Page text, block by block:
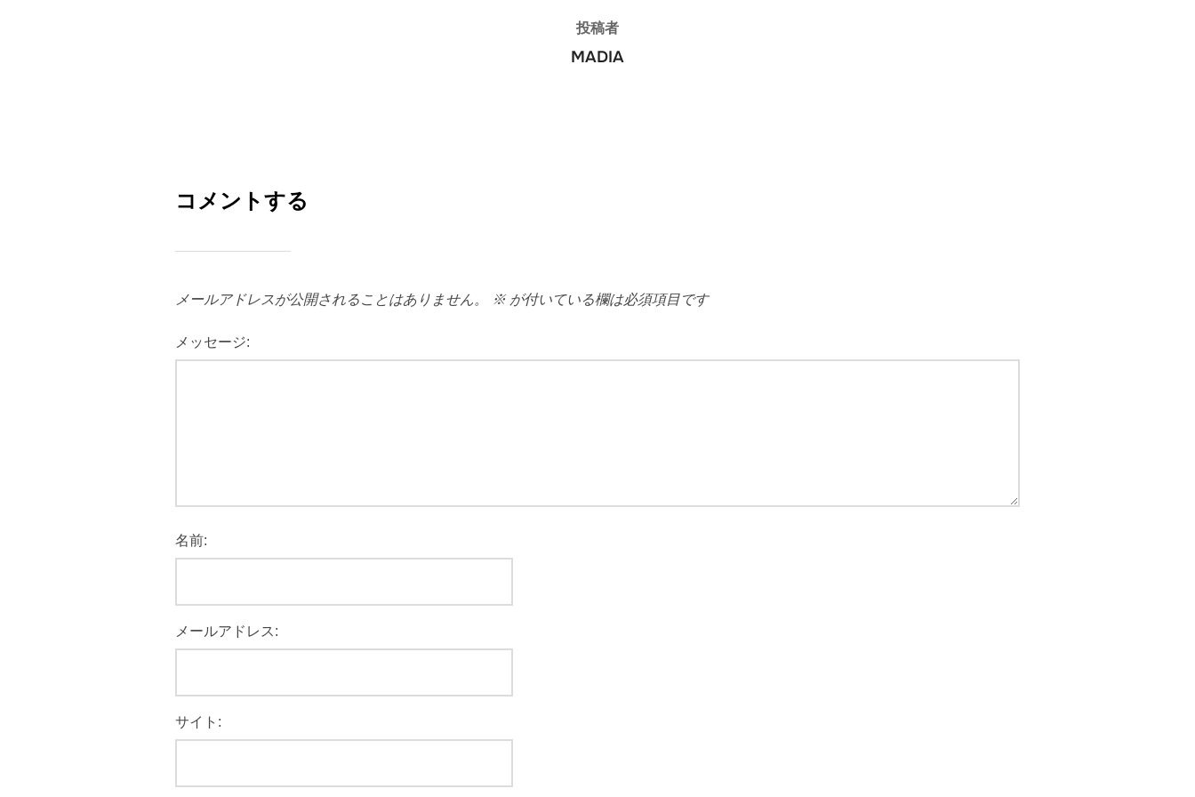
投稿者
MADIA
コメントする
メールアドレスが公開されることはありません。 ※ が付いている欄は必須項目です
メッセージ:
名前:
メールアドレス:
サイト: